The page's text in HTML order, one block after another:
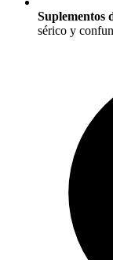
Suplementos
sérico y